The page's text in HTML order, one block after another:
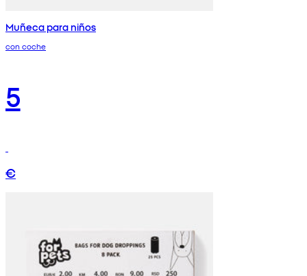
Muñeca para niños
con coche
5
€